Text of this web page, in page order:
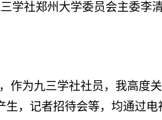
学社郑州大学委员会主委李
作为九三学社社员，我高度
，记者招待会等，均通过